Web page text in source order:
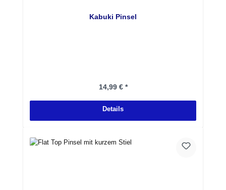
Kabuki Pinsel
Regulärer Preis:
14,99 € *
Details